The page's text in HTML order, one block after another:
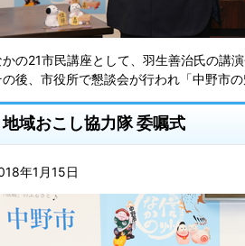
の21市民講座として、羽生善治氏の講演
の後、市役所で懇談会が行われ「中野市
地域おこし協力隊 委嘱式
年1月15日